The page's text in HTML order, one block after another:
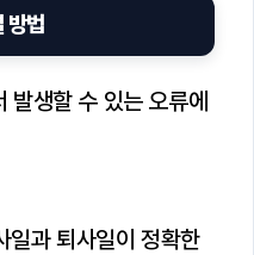
방법
발생할 수 있는 오류에
일과 퇴사일이 정확한